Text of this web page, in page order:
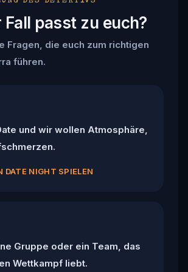
passt zu euch?
Fragen, die euch zum richtigen
führen.
und wir wollen Atmosphäre,
DATE NIGHT SPIELEN
Gruppe oder ein Team, das
Wettkampf liebt.